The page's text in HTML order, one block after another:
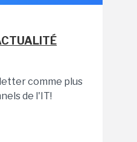
comme plus
de l'IT!